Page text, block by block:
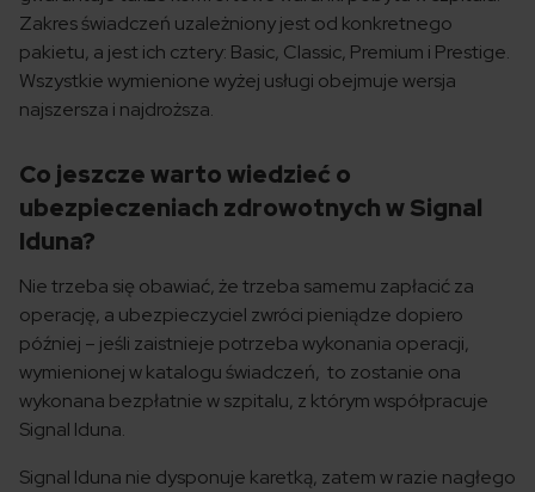
Zakres świadczeń uzależniony jest od konkretnego
pakietu, a jest ich cztery: Basic, Classic, Premium i Prestige.
Wszystkie wymienione wyżej usługi obejmuje wersja
najszersza i najdroższa.
Co jeszcze warto wiedzieć o
ubezpieczeniach zdrowotnych w Signal
Iduna?
Nie trzeba się obawiać, że trzeba samemu zapłacić za
operację, a ubezpieczyciel zwróci pieniądze dopiero
później – jeśli zaistnieje potrzeba wykonania operacji,
wymienionej w katalogu świadczeń, to zostanie ona
wykonana bezpłatnie w szpitalu, z którym współpracuje
Signal Iduna.
Signal Iduna nie dysponuje karetką, zatem w razie nagłego